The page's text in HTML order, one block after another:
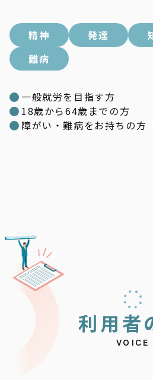
精神 発達
難病
一般就労を目指す方
18歳から64歳までの方
障がい・難病をお持ちの方
利用者
VOICE